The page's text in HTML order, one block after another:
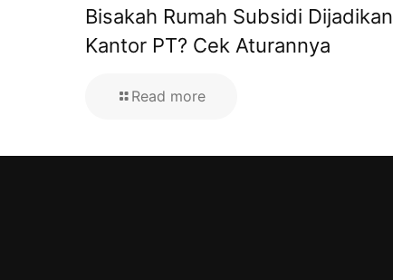
Bisakah Rumah Subsidi Dijadikan
Kantor PT? Cek Aturannya
Read more